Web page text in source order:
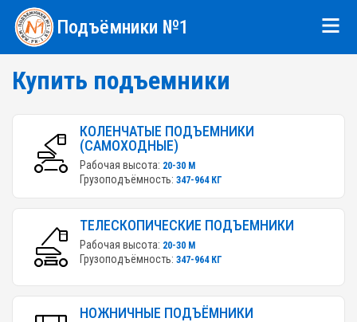
Подъёмники №1
Купить подъемники
КОЛЕНЧАТЫЕ ПОДЪЕМНИКИ
(САМОХОДНЫЕ)
Рабочая высота: 20-30 М
Грузоподъёмность: 347-964 КГ
ТЕЛЕСКОПИЧЕСКИЕ ПОДЪЕМНИКИ
Рабочая высота: 20-30 М
Грузоподъёмность: 347-964 КГ
НОЖНИЧНЫЕ ПОДЪЁМНИКИ